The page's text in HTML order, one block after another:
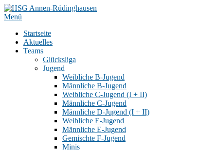
Zum
Inhalt
Menü
Startseite
Aktuelles
Teams
Glücksliga
Jugend
Weibliche B-Jugend
Männliche B-Jugend
Weibliche C-Jugend (I + II)
Männliche C-Jugend
Männliche D-Jugend (I + II)
Weibliche E-Jugend
Männliche E-Jugend
Gemischte F-Jugend
Minis